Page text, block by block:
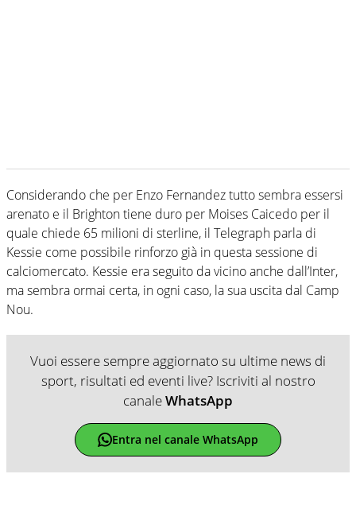
Considerando che per Enzo Fernandez tutto sembra essersi
arenato e il Brighton tiene duro per Moises Caicedo per il
quale chiede 65 milioni di sterline, il Telegraph parla di
Kessie come possibile rinforzo già in questa sessione di
calciomercato. Kessie era seguito da vicino anche dall’Inter,
ma sembra ormai certa, in ogni caso, la sua uscita dal Camp
Nou.
Vuoi essere sempre aggiornato su ultime news di
sport, risultati ed eventi live? Iscriviti al nostro
canaleWhatsApp
Entra nel canale WhatsApp